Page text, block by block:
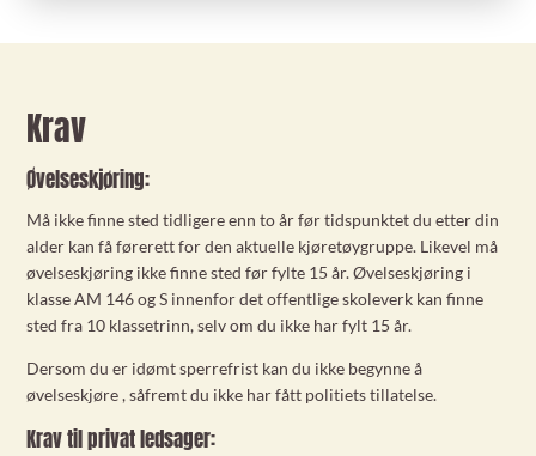
Krav
Øvelseskjøring:
Må ikke finne sted tidligere enn to år før tidspunktet du etter din
alder kan få førerett for den aktuelle kjøretøygruppe. Likevel må
øvelseskjøring ikke finne sted før fylte 15 år. Øvelseskjøring i
klasse AM 146 og S innenfor det offentlige skoleverk kan finne
sted fra 10 klassetrinn, selv om du ikke har fylt 15 år.
Dersom du er idømt sperrefrist kan du ikke begynne å
øvelseskjøre , såfremt du ikke har fått politiets tillatelse.
Krav til privat ledsager: